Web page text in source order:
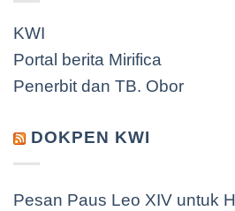
KWI
Portal berita Mirifica
Penerbit dan TB. Obor
DOKPEN KWI
Pesan Paus Leo XIV untuk